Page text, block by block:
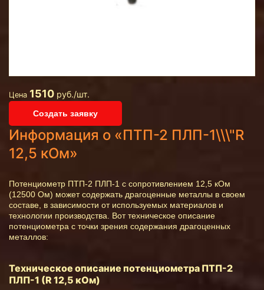
Цена 1510 руб./шт.
Создать заявку
Информация о «ПТП-2 ПЛП-1\\\"R
12,5 кОм»
Потенциометр ПТП-2 ПЛП-1 с сопротивлением 12,5 кОм
(12500 Ом) может содержать драгоценные металлы в своем
составе, в зависимости от используемых материалов и
технологии производства. Вот техническое описание
потенциометра с точки зрения содержания драгоценных
металлов:
Техническое описание потенциометра ПТП-2
ПЛП-1 (R 12,5 кОм)